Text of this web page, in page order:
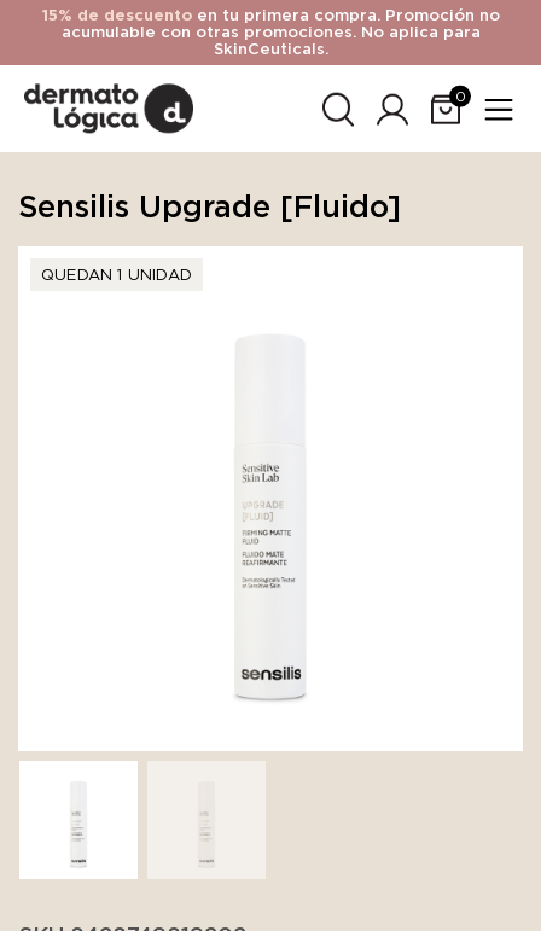
15% de descuentoen tu primera compra. Promoción no
acumulable con otras promociones. No aplica para
SkinCeuticals.
0
Sensilis Upgrade [Fluido]
QUEDAN 1 UNIDAD